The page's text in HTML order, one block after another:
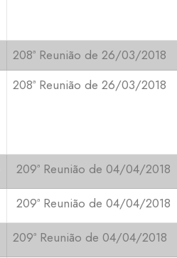
208ª Reunião de 26/03/2018
208ª Reunião de 26/03/2018
209ª Reunião de 04/04/2018
209ª Reunião de 04/04/2018
209ª Reunião de 04/04/2018